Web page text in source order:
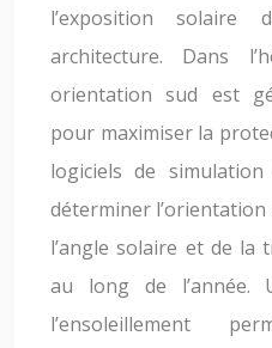
l’exposition
architecture. Dans
orientation sud est
pour maximiser la
logiciels de
déterminer
l’angle solaire et de
au long de l’année.
l’ensoleillement